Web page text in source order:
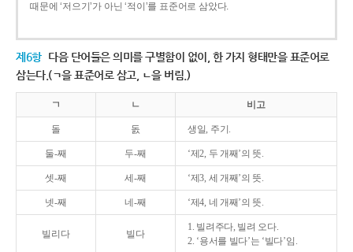
때문에 ‘저으기’가 아닌 ‘적이’를 표준어로 삼았다.
제6항 다음 단어들은 의미를 구별함이 없이, 한 가지 형태만을 표준어로
삼는다.(ㄱ을 표준어로 삼고, ㄴ을 버림.)
ㄱ ㄴ 비고
돌 돐 생일, 주기.
둘-째 두-째 ‘제2, 두 개째’의 뜻.
셋-째 세-째 ‘제3, 세 개째’의 뜻.
넷-째 네-째 ‘제4, 네 개째’의 뜻.
빌리다 빌다
1. 빌려주다, 빌려 오다.
2. ‘용서를 빌다’는 ‘빌다’임.